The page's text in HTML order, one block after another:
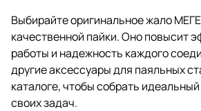
Выбирайте оригинальное жало
качественной пайки. Оно повысит
работы и надежность каждого
другие аксессуары для паяльных
каталоге, чтобы собрать
своих задач.